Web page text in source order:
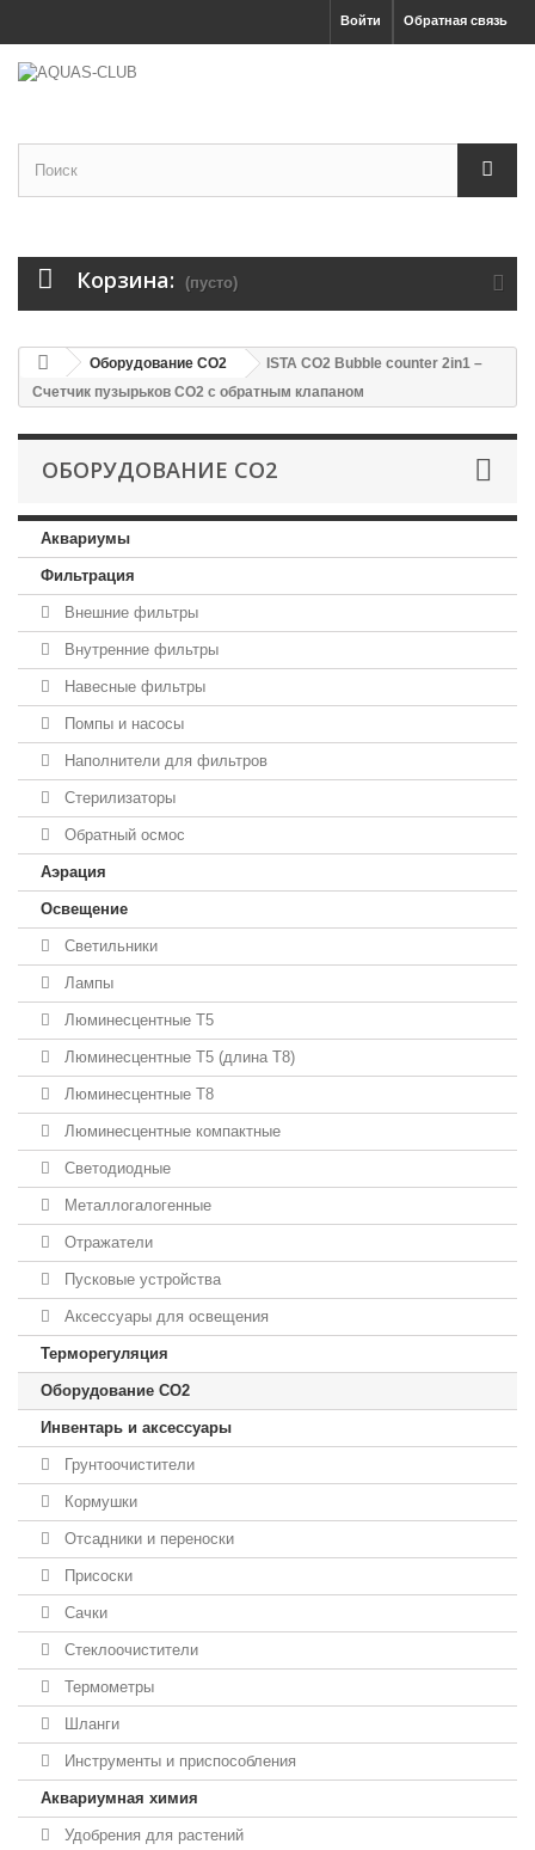
Обратная связь
Войти
Корзина: (пусто)
Оборудование CO2
ISTA CO2 Bubble counter 2in1 –
Счетчик пузырьков СO2 с обратным клапаном
ОБОРУДОВАНИЕ CO2
Аквариумы
Фильтрация
Внешние фильтры
Внутренние фильтры
Навесные фильтры
Помпы и насосы
Наполнители для фильтров
Стерилизаторы
Обратный осмос
Аэрация
Освещение
Светильники
Лампы
Люминесцентные T5
Люминесцентные T5 (длина T8)
Люминесцентные T8
Люминесцентные компактные
Светодиодные
Металлогалогенные
Отражатели
Пусковые устройства
Аксессуары для освещения
Терморегуляция
Оборудование CO2
Инвентарь и аксессуары
Грунтоочистители
Кормушки
Отсадники и переноски
Присоски
Сачки
Стеклоочистители
Термометры
Шланги
Инструменты и приспособления
Аквариумная химия
Удобрения для растений